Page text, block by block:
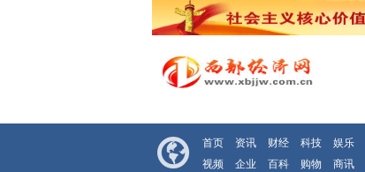
首页 资讯 财经 科技 娱乐
视频
企业 百科 购物 商讯